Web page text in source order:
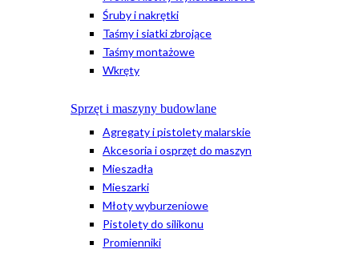
Śruby i nakrętki
Taśmy i siatki zbrojące
Taśmy montażowe
Wkręty
Sprzęt i maszyny budowlane
Agregaty i pistolety malarskie
Akcesoria i osprzęt do maszyn
Mieszadła
Mieszarki
Młoty wyburzeniowe
Pistolety do silikonu
Promienniki